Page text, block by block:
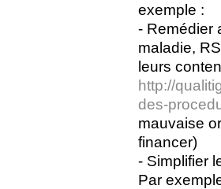
exemple :
- Remédier
maladie,
leurs
http://
des-
mauvaise
financer)
- Simplifier
Par